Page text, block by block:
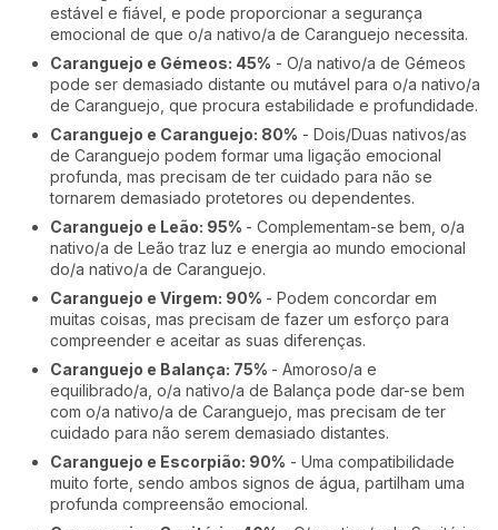
estável e fiável, e pode proporcionar a segurança
emocional de que o/a nativo/a de Caranguejo necessita.
Caranguejo e Gémeos: 45% - O/a nativo/a de Gémeos
pode ser demasiado distante ou mutável para o/a nativo/a
de Caranguejo, que procura estabilidade e profundidade.
Caranguejo e Caranguejo: 80% - Dois/Duas nativos/as
de Caranguejo podem formar uma ligação emocional
profunda, mas precisam de ter cuidado para não se
tornarem demasiado protetores ou dependentes.
Caranguejo e Leão: 95% - Complementam-se bem, o/a
nativo/a de Leão traz luz e energia ao mundo emocional
do/a nativo/a de Caranguejo.
Caranguejo e Virgem: 90% - Podem concordar em
muitas coisas, mas precisam de fazer um esforço para
compreender e aceitar as suas diferenças.
Caranguejo e Balança: 75% - Amoroso/a e
equilibrado/a, o/a nativo/a de Balança pode dar-se bem
com o/a nativo/a de Caranguejo, mas precisam de ter
cuidado para não serem demasiado distantes.
Caranguejo e Escorpião: 90% - Uma compatibilidade
muito forte, sendo ambos signos de água, partilham uma
profunda compreensão emocional.